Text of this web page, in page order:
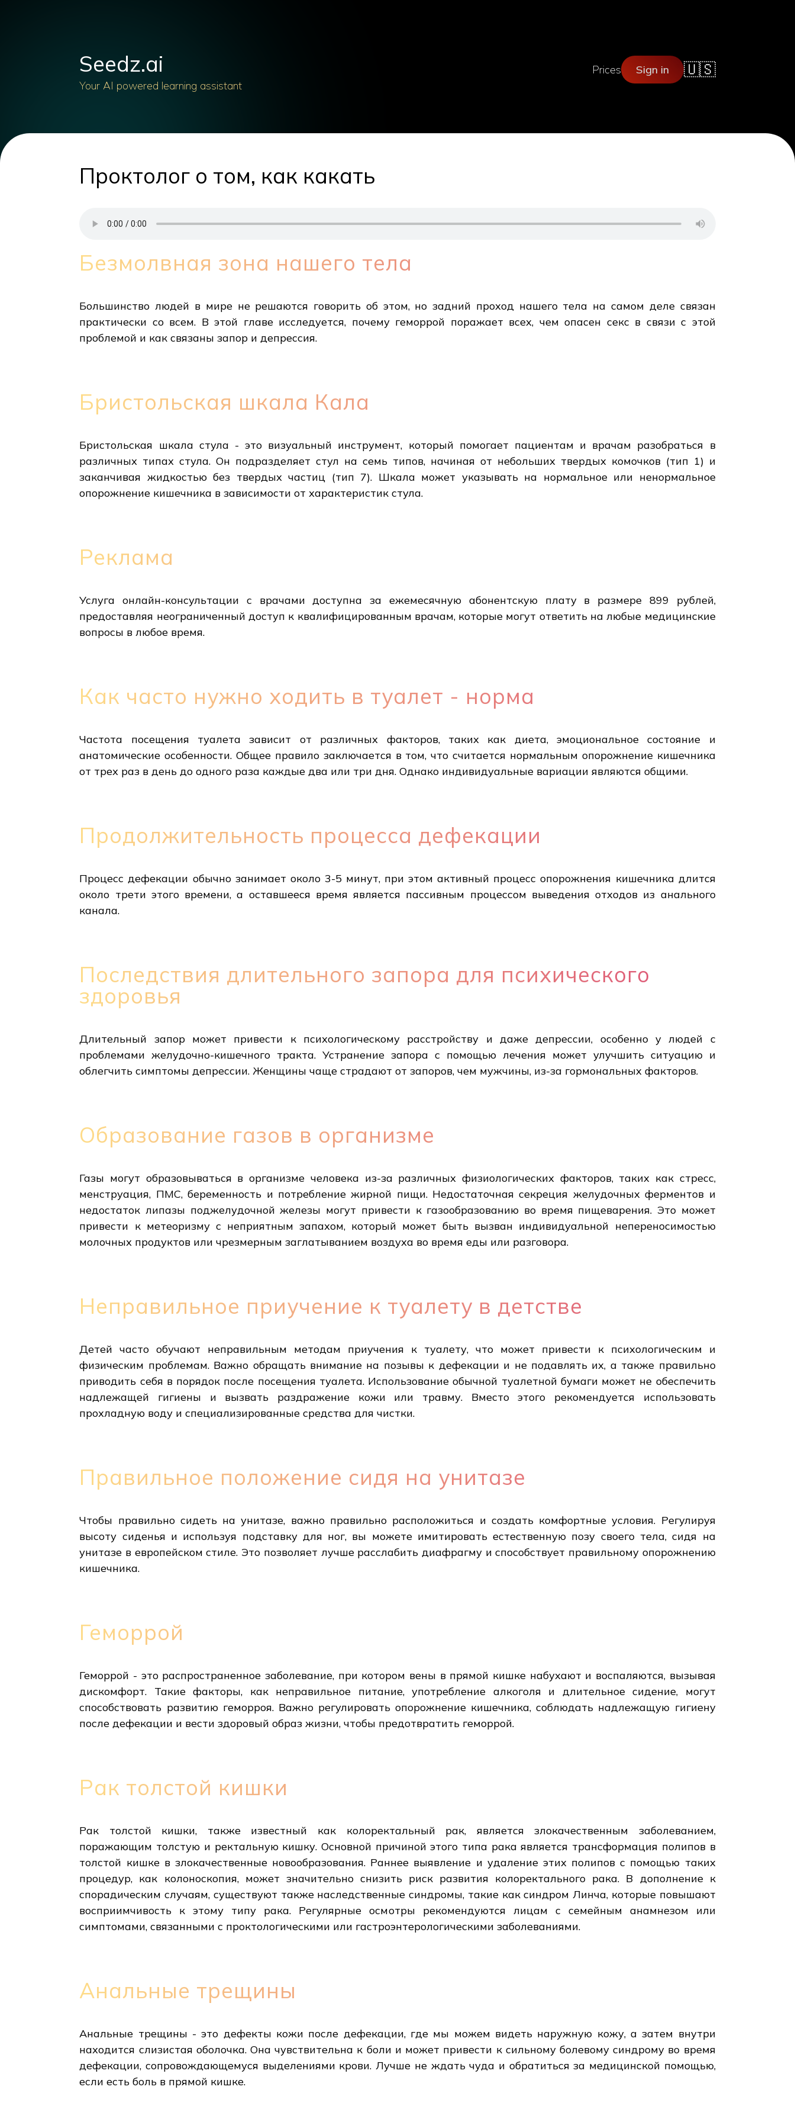
Seedz.ai
Your AI powered learning assistant
Prices Sign in 🇺🇸
Проктолог о том, как какать
Безмолвная зона нашего тела
Большинство людей в мире не решаются говорить об этом, но задний проход нашего тела на самом деле связан
практически со всем. В этой главе исследуется, почему геморрой поражает всех, чем опасен секс в связи с этой
проблемой и как связаны запор и депрессия.
Бристольская шкала Кала
Бристольская шкала стула - это визуальный инструмент, который помогает пациентам и врачам разобраться в
различных типах стула. Он подразделяет стул на семь типов, начиная от небольших твердых комочков (тип 1) и
заканчивая жидкостью без твердых частиц (тип 7). Шкала может указывать на нормальное или ненормальное
опорожнение кишечника в зависимости от характеристик стула.
Реклама
Услуга онлайн-консультации с врачами доступна за ежемесячную абонентскую плату в размере 899 рублей,
предоставляя неограниченный доступ к квалифицированным врачам, которые могут ответить на любые медицинские
вопросы в любое время.
Как часто нужно ходить в туалет - норма
Частота посещения туалета зависит от различных факторов, таких как диета, эмоциональное состояние и
анатомические особенности. Общее правило заключается в том, что считается нормальным опорожнение кишечника
от трех раз в день до одного раза каждые два или три дня. Однако индивидуальные вариации являются общими.
Продолжительность процесса дефекации
Процесс дефекации обычно занимает около 3-5 минут, при этом активный процесс опорожнения кишечника длится
около трети этого времени, а оставшееся время является пассивным процессом выведения отходов из анального
канала.
Последствия длительного запора для психического
здоровья
Длительный запор может привести к психологическому расстройству и даже депрессии, особенно у людей с
проблемами желудочно-кишечного тракта. Устранение запора с помощью лечения может улучшить ситуацию и
облегчить симптомы депрессии. Женщины чаще страдают от запоров, чем мужчины, из-за гормональных факторов.
Образование газов в организме
Газы могут образовываться в организме человека из-за различных физиологических факторов, таких как стресс,
менструация, ПМС, беременность и потребление жирной пищи. Недостаточная секреция желудочных ферментов и
недостаток липазы поджелудочной железы могут привести к газообразованию во время пищеварения. Это может
привести к метеоризму с неприятным запахом, который может быть вызван индивидуальной непереносимостью
молочных продуктов или чрезмерным заглатыванием воздуха во время еды или разговора.
Неправильное приучение к туалету в детстве
Детей часто обучают неправильным методам приучения к туалету, что может привести к психологическим и
физическим проблемам. Важно обращать внимание на позывы к дефекации и не подавлять их, а также правильно
приводить себя в порядок после посещения туалета. Использование обычной туалетной бумаги может не обеспечить
надлежащей гигиены и вызвать раздражение кожи или травму. Вместо этого рекомендуется использовать
прохладную воду и специализированные средства для чистки.
Правильное положение сидя на унитазе
Чтобы правильно сидеть на унитазе, важно правильно расположиться и создать комфортные условия. Регулируя
высоту сиденья и используя подставку для ног, вы можете имитировать естественную позу своего тела, сидя на
унитазе в европейском стиле. Это позволяет лучше расслабить диафрагму и способствует правильному опорожнению
кишечника.
Геморрой
Геморрой - это распространенное заболевание, при котором вены в прямой кишке набухают и воспаляются, вызывая
дискомфорт. Такие факторы, как неправильное питание, употребление алкоголя и длительное сидение, могут
способствовать развитию геморроя. Важно регулировать опорожнение кишечника, соблюдать надлежащую гигиену
после дефекации и вести здоровый образ жизни, чтобы предотвратить геморрой.
Рак толстой кишки
Рак толстой кишки, также известный как колоректальный рак, является злокачественным заболеванием,
поражающим толстую и ректальную кишку. Основной причиной этого типа рака является трансформация полипов в
толстой кишке в злокачественные новообразования. Раннее выявление и удаление этих полипов с помощью таких
процедур, как колоноскопия, может значительно снизить риск развития колоректального рака. В дополнение к
спорадическим случаям, существуют также наследственные синдромы, такие как синдром Линча, которые повышают
восприимчивость к этому типу рака. Регулярные осмотры рекомендуются лицам с семейным анамнезом или
симптомами, связанными с проктологическими или гастроэнтерологическими заболеваниями.
Анальные трещины
Анальные трещины - это дефекты кожи после дефекации, где мы можем видеть наружную кожу, а затем внутри
находится слизистая оболочка. Она чувствительна к боли и может привести к сильному болевому синдрому во время
дефекации, сопровождающемуся выделениями крови. Лучше не ждать чуда и обратиться за медицинской помощью,
если есть боль в прямой кишке.